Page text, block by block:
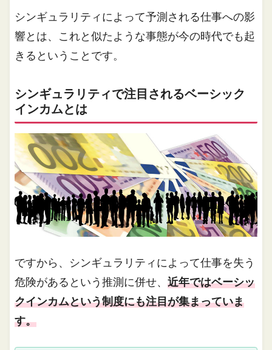
シンギュラリティによって予測される仕事への影
響とは、これと似たような事態が今の時代でも起
きるということです。
シンギュラリティで注目されるベーシック
インカムとは
ですから、シンギュラリティによって仕事を失う
危険があるという推測に併せ、近年ではベーシッ
クインカムという制度にも注目が集まっていま
す。